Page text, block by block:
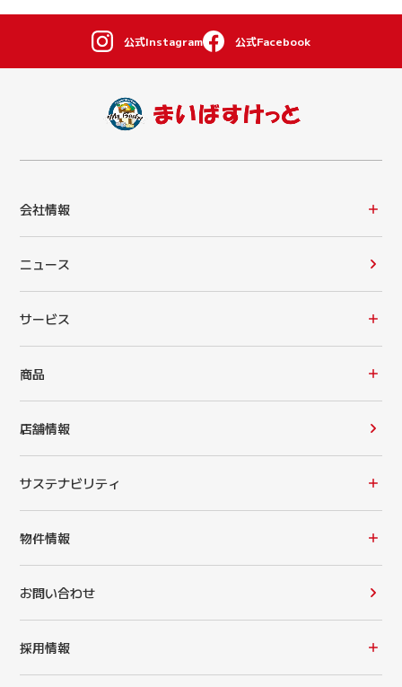
公式Instagram 公式Facebook
会社情報
ニュース
サービス
商品
店舗情報
サステナビリティ
物件情報
お問い合わせ
採用情報